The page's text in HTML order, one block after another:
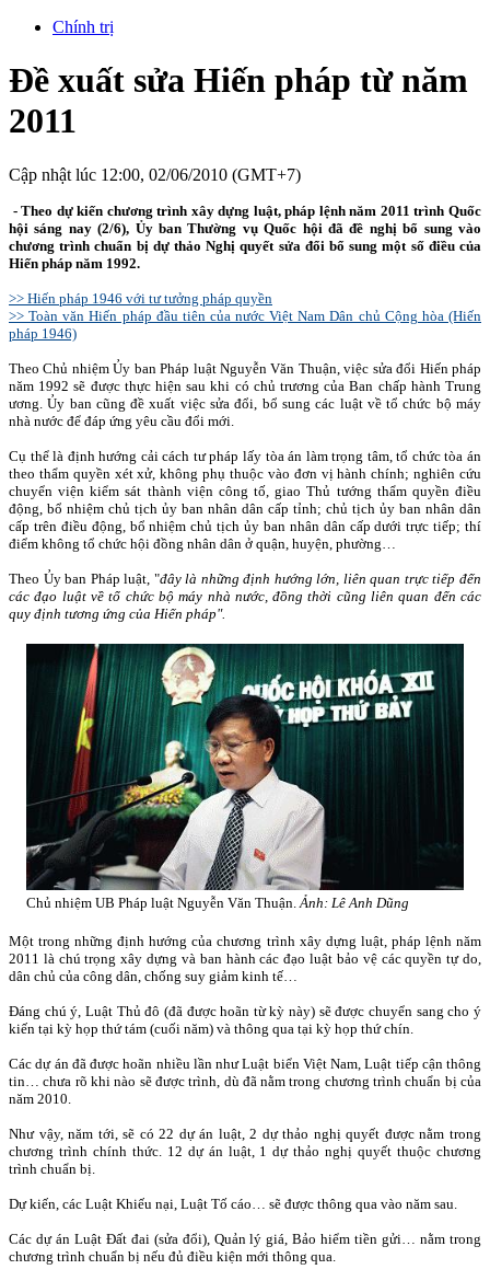
Chính trị
Đề xuất sửa Hiến pháp từ năm
2011
Cập nhật lúc 12:00, 02/06/2010 (GMT+7)
- Theo dự kiến chương trình xây dựng luật, pháp lệnh năm 2011 trình Quốc
hội sáng nay (2/6), Ủy ban Thường vụ Quốc hội đã đề nghị bổ sung vào
chương trình chuẩn bị dự thảo Nghị quyết sửa đổi bổ sung một số điều của
Hiến pháp năm 1992.
>> Hiến pháp 1946 với tư tưởng pháp quyền
>> Toàn văn Hiến pháp đầu tiên của nước Việt Nam Dân chủ Cộng hòa (Hiến
pháp 1946)
Theo Chủ nhiệm Ủy ban Pháp luật Nguyễn Văn Thuận, việc sửa đổi Hiến pháp
năm 1992 sẽ được thực hiện sau khi có chủ trương của Ban chấp hành Trung
ương. Ủy ban cũng đề xuất việc sửa đổi, bổ sung các luật về tổ chức bộ máy
nhà nước để đáp ứng yêu cầu đổi mới.
Cụ thể là định hướng cải cách tư pháp lấy tòa án làm trọng tâm, tổ chức tòa án
theo thẩm quyền xét xử, không phụ thuộc vào đơn vị hành chính; nghiên cứu
chuyển viện kiểm sát thành viện công tố, giao Thủ tướng thẩm quyền điều
động, bổ nhiệm chủ tịch ủy ban nhân dân cấp tỉnh; chủ tịch ủy ban nhân dân
cấp trên điều động, bổ nhiệm chủ tịch ủy ban nhân dân cấp dưới trực tiếp; thí
điểm không tổ chức hội đồng nhân dân ở quận, huyện, phường…
Theo Ủy ban Pháp luật, "đây là những định hướng lớn, liên quan trực tiếp đến
các đạo luật về tổ chức bộ máy nhà nước, đồng thời cũng liên quan đến các
quy định tương ứng của Hiến pháp".
Chủ nhiệm UB Pháp luật Nguyễn Văn Thuận. Ảnh: Lê Anh Dũng
Một trong những định hướng của chương trình xây dựng luật, pháp lệnh năm
2011 là chú trọng xây dựng và ban hành các đạo luật bảo vệ các quyền tự do,
dân chủ của công dân, chống suy giảm kinh tế…
Đáng chú ý, Luật Thủ đô (đã được hoãn từ kỳ này) sẽ được chuyển sang cho ý
kiến tại kỳ họp thứ tám (cuối năm) và thông qua tại kỳ họp thứ chín.
Các dự án đã được hoãn nhiều lần như Luật biển Việt Nam, Luật tiếp cận thông
tin… chưa rõ khi nào sẽ được trình, dù đã nằm trong chương trình chuẩn bị của
năm 2010.
Như vậy, năm tới, sẽ có 22 dự án luật, 2 dự thảo nghị quyết được nằm trong
chương trình chính thức. 12 dự án luật, 1 dự thảo nghị quyết thuộc chương
trình chuẩn bị.
Dự kiến, các Luật Khiếu nại, Luật Tố cáo… sẽ được thông qua vào năm sau.
Các dự án Luật Đất đai (sửa đổi), Quản lý giá, Bảo hiểm tiền gửi… nằm trong
chương trình chuẩn bị nếu đủ điều kiện mới thông qua.